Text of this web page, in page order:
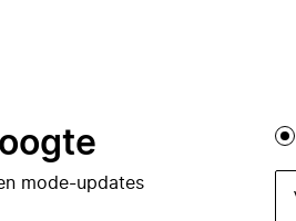
mode-updates